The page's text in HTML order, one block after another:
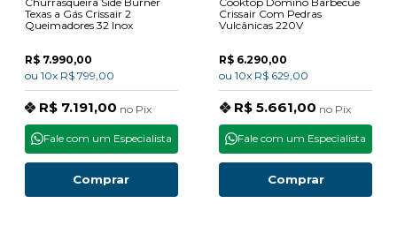
Texas a Gás Crissair 2
Queimadores 32 Inox
R$ 7.990,00
ou 10x R$ 799,00
R$ 7.191,00 no Pix
Comprar
Fale com um Especialista
Crissair Com Pedras
Vulcânicas 220V
R$ 6.290,00
ou 10x R$ 629,00
R$ 5.661,00 no Pix
Comprar
Fale com um Especialista